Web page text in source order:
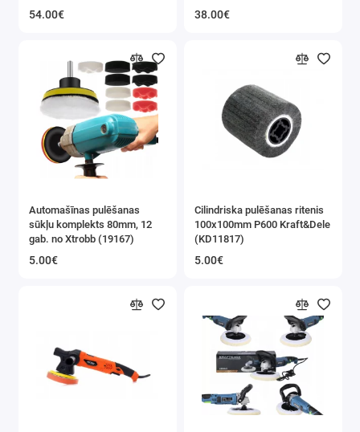
54.00€ 38.00€
Automašīnas pulēšanas
sūkļu komplekts 80mm, 12
gab. no Xtrobb (19167)
5.00€
Cilindriska pulēšanas ritenis
100x100mm P600 Kraft&Dele
(KD11817)
5.00€